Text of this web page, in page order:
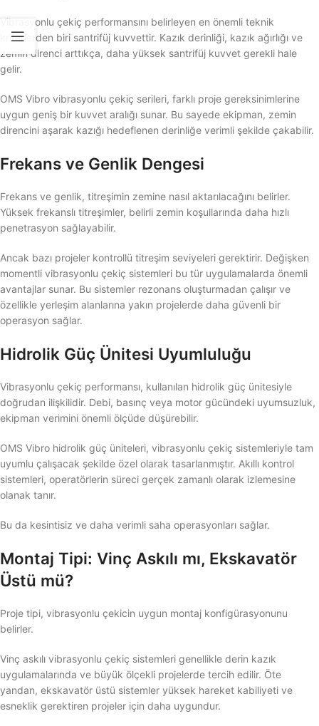
Vibrasyonlu çekiç performansını belirleyen en önemli teknik
kriterlerden biri santrifüj kuvvettir. Kazık derinliği, kazık ağırlığı ve
zemin direnci arttıkça, daha yüksek santrifüj kuvvet gerekli hale
gelir.
OMS Vibro vibrasyonlu çekiç serileri, farklı proje gereksinimlerine
uygun geniş bir kuvvet aralığı sunar. Bu sayede ekipman, zemin
direncini aşarak kazığı hedeflenen derinliğe verimli şekilde çakabilir.
Frekans ve Genlik Dengesi
Frekans ve genlik, titreşimin zemine nasıl aktarılacağını belirler.
Yüksek frekanslı titreşimler, belirli zemin koşullarında daha hızlı
penetrasyon sağlayabilir.
Ancak bazı projeler kontrollü titreşim seviyeleri gerektirir. Değişken
momentli vibrasyonlu çekiç sistemleri bu tür uygulamalarda önemli
avantajlar sunar. Bu sistemler rezonans oluşturmadan çalışır ve
özellikle yerleşim alanlarına yakın projelerde daha güvenli bir
operasyon sağlar.
Hidrolik Güç Ünitesi Uyumluluğu
Vibrasyonlu çekiç performansı, kullanılan hidrolik güç ünitesiyle
doğrudan ilişkilidir. Debi, basınç veya motor gücündeki uyumsuzluk,
ekipman verimini önemli ölçüde düşürebilir.
OMS Vibro hidrolik güç üniteleri, vibrasyonlu çekiç sistemleriyle tam
uyumlu çalışacak şekilde özel olarak tasarlanmıştır. Akıllı kontrol
sistemleri, operatörlerin süreci gerçek zamanlı olarak izlemesine
olanak tanır.
Bu da kesintisiz ve daha verimli saha operasyonları sağlar.
Montaj Tipi: Vinç Askılı mı, Ekskavatör
Üstü mü?
Proje tipi, vibrasyonlu çekicin uygun montaj konfigürasyonunu
belirler.
Vinç askılı vibrasyonlu çekiç sistemleri genellikle derin kazık
uygulamalarında ve büyük ölçekli projelerde tercih edilir. Öte
yandan, ekskavatör üstü sistemler yüksek hareket kabiliyeti ve
esneklik gerektiren projeler için daha uygundur.